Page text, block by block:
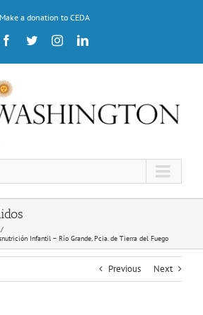
Make a donation to CEDA
Facebook
TwitterInstagramLinkedIn
/
Infantil – Río Grande, Pcia. de Tierra del Fuego
Previous Next